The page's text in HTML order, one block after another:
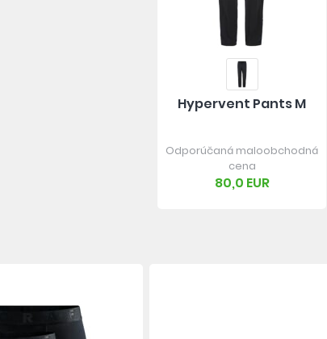
Hypervent Pants M
Odporúčaná maloobchodná
cena
80,0 EUR